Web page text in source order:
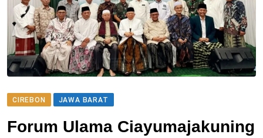
CIREBON JAWA BARAT
Forum Ulama Ciayumajakuning